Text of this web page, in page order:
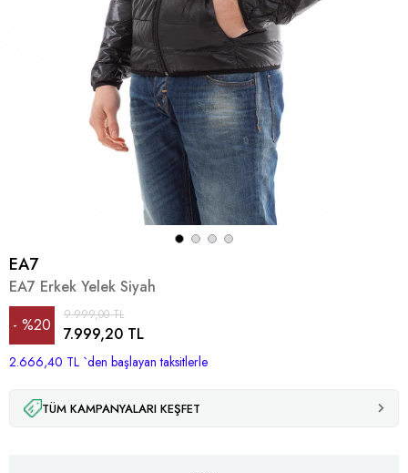
EA7
EA7 Erkek Yelek Siyah
%20
İndirim
9.999,00 TL
7.999,20 TL
2.666,40 TL `den başlayan taksitlerle
TÜM KAMPANYALARI KEŞFET